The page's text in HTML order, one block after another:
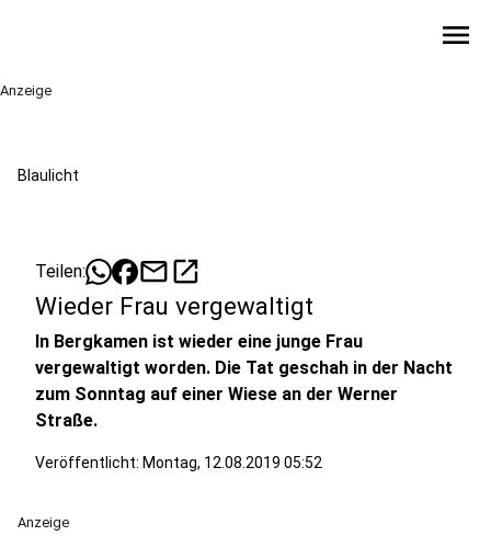
menu
Anzeige
Blaulicht
Teilen: mailopen_in_new
Wieder Frau vergewaltigt
In Bergkamen ist wieder eine junge Frau
vergewaltigt worden. Die Tat geschah in der Nacht
zum Sonntag auf einer Wiese an der Werner
Straße.
Veröffentlicht: Montag, 12.08.2019 05:52
Anzeige